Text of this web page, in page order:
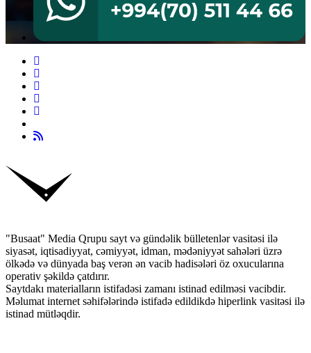
"Busaat" Media Qrupu sayt və gündəlik bülletenlər vasitəsi ilə
siyasət, iqtisadiyyat, cəmiyyət, idman, mədəniyyət sahələri üzrə
ölkədə və dünyada baş verən ən vacib hadisələri öz oxucularına
operativ şəkildə çatdırır.
Saytdakı materialların istifadəsi zamanı istinad edilməsi vacibdir.
Məlumat internet səhifələrində istifadə edildikdə hiperlink vasitəsi ilə
istinad mütləqdir.